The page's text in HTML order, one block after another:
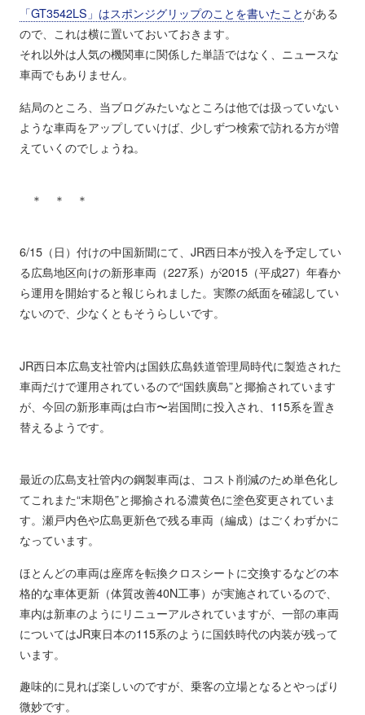
「GT3542LS」はスポンジグリップのことを書いたことがある
ので、これは横に置いておいておきます。
それ以外は人気の機関車に関係した単語ではなく、ニュースな
車両でもありません。
結局のところ、当ブログみたいなところは他では扱っていない
ような車両をアップしていけば、少しずつ検索で訪れる方が増
えていくのでしょうね。
＊ ＊ ＊
6/15（日）付けの中国新聞にて、JR西日本が投入を予定してい
る広島地区向けの新形車両（227系）が2015（平成27）年春か
ら運用を開始すると報じられました。実際の紙面を確認してい
ないので、少なくともそうらしいです。
JR西日本広島支社管内は国鉄広島鉄道管理局時代に製造された
車両だけで運用されているので“国鉄廣島”と揶揄されています
が、今回の新形車両は白市〜岩国間に投入され、115系を置き
替えるようです。
最近の広島支社管内の鋼製車両は、コスト削減のため単色化し
てこれまた“末期色”と揶揄される濃黄色に塗色変更されていま
す。瀬戸内色や広島更新色で残る車両（編成）はごくわずかに
なっています。
ほとんどの車両は座席を転換クロスシートに交換するなどの本
格的な車体更新（体質改善40N工事）が実施されているので、
車内は新車のようにリニューアルされていますが、一部の車両
についてはJR東日本の115系のように国鉄時代の内装が残って
います。
趣味的に見れば楽しいのですが、乗客の立場となるとやっぱり
微妙です。